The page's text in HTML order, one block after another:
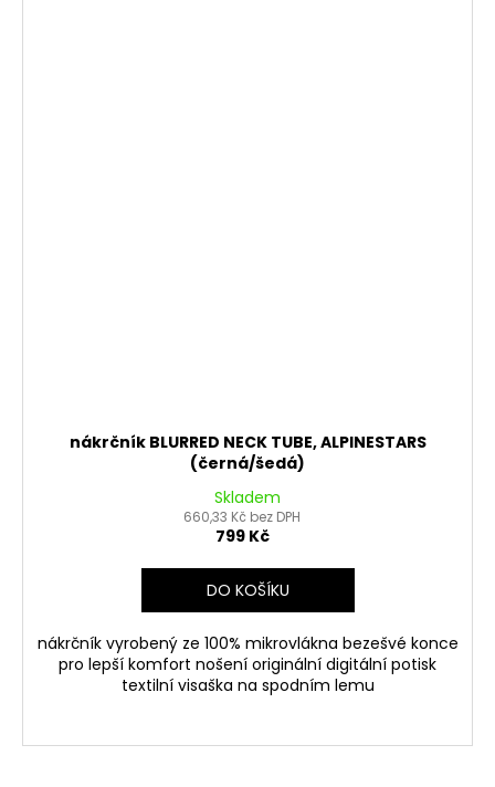
nákrčník BLURRED NECK TUBE, ALPINESTARS
(černá/šedá)
Skladem
660,33 Kč bez DPH
799 Kč
DO KOŠÍKU
nákrčník vyrobený ze 100% mikrovlákna bezešvé konce
pro lepší komfort nošení originální digitální potisk
textilní visaška na spodním lemu